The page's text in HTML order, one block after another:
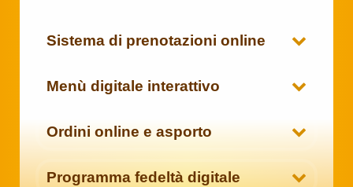
Sistema di prenotazioni online
Menù digitale interattivo
Ordini online e asporto
Programma fedeltà digitale